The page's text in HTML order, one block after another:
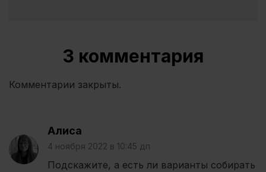
3 комментария
Комментарии закрыты.
Алиса
4 ноября 2022 в 10:45 дп
Подскажите, а есть ли варианты собирать